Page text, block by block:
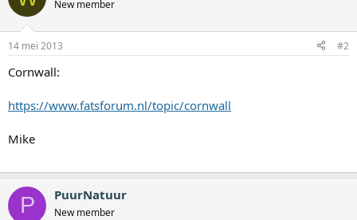
New member
14 mei 2013 #2
Cornwall:
https://www.fatsforum.nl/topic/cornwall
Mike
P PuurNatuur
New member